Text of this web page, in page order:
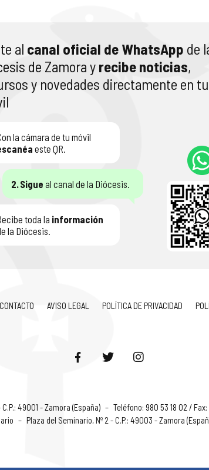
al canal oficial de WhatsApp de
de Zamora y recibe noticias,
y novedades directamente en tu
la cámara de tu móvil
este QR.
2.Sigue al canal de la Diócesis.
toda la información
la Diócesis.
CONTACTO AVISO LEGAL POLÍTICA DE PRIVACIDAD
49001 - Zamora (España) – Teléfono: 980 53 18 02 /
– Plaza del Seminario, Nº 2 - C.P.: 49003 - Zamora